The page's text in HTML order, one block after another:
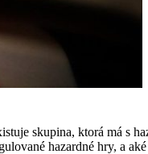
skupina, ktorá má s
hazardné hry, a